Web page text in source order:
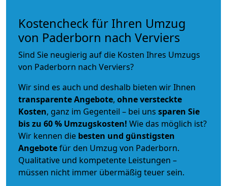
Kostencheck für Ihren Umzug
von Paderborn nach Verviers
Sind Sie neugierig auf die Kosten Ihres Umzugs
von Paderborn nach Verviers?
Wir sind es auch und deshalb bieten wir Ihnen
transparente Angebote, ohne versteckte
Kosten, ganz im Gegenteil – bei uns sparen Sie
bis zu 60 % Umzugskosten! Wie das möglich ist?
Wir kennen die besten und günstigsten
Angebotefür den Umzug von Paderborn.
Qualitative und kompetente Leistungen –
müssen nicht immer übermäßig teuer sein.